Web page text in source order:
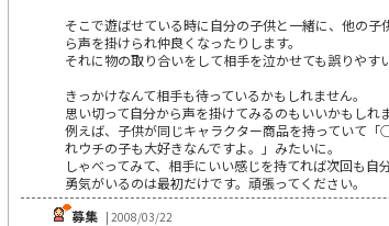
そこで遊ばせている時に自分の子供と一緒に、他の
ら声を掛けられ仲良くなったりします。
それに物の取り合いをして相手を泣かせても誤りやす
きっかけなんて相手も待っているかもしれません。
思い切って自分から声を掛けてみるのもいいかもしれ
例えば、子供が同じキャラクター商品を持っていて
れウチの子も大好きなんですよ。」みたいに。
しゃべってみて、相手にいい感じを持てれば次回も
勇気がいるのは最初だけです。頑張ってください。
募集 | 2008/03/22